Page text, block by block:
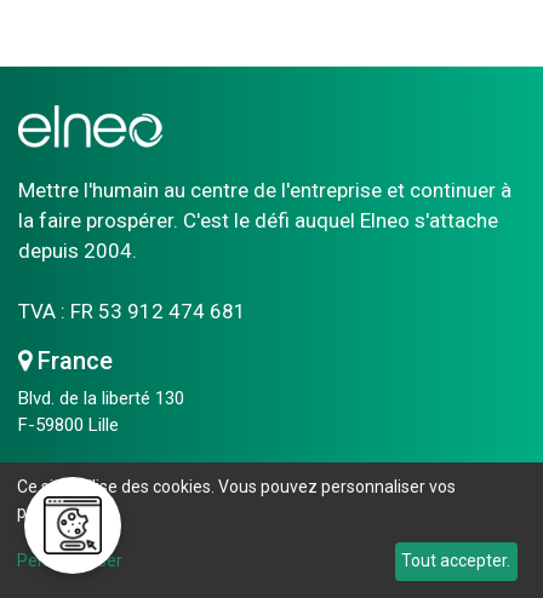
Mettre l'humain au centre de l'entreprise et continuer à
la faire prospérer. C'est le défi auquel Elneo s'attache
depuis 2004.
TVA : FR 53 912 474 681
France
Blvd. de la liberté 130
F-59800 Lille
F +33 7 886 443 40
​​​​Nous contacter
Ce site utilise des cookies. Vous pouvez personnaliser vos
préférences.
Personnaliser Tout accepter.